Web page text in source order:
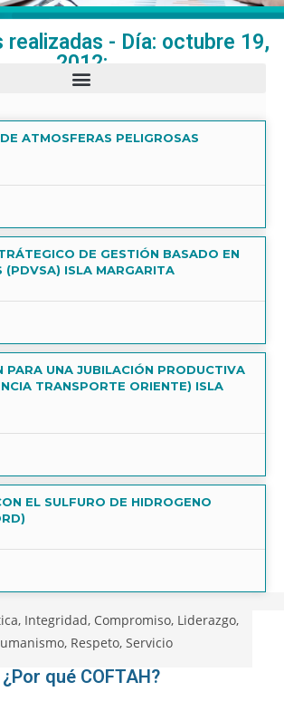
- Día: octubre 19,
2012:
ATMOSFERAS PELIGROSAS
DE GESTIÓN BASADO EN
(PDVSA) ISLA MARGARITA
PARA UNA JUBILACIÓN PRODUCTIVA
TRANSPORTE ORIENTE) ISLA
EL SULFURO DE HIDROGENO
¿Por qué COFTAH?